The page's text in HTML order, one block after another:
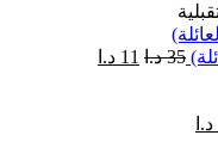
35 د.ا 11 د.ا
د.ا